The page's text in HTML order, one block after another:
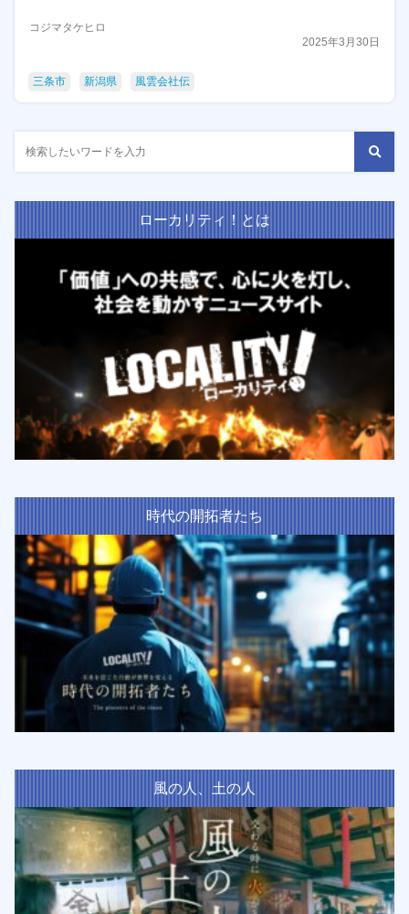
コジマタケヒロ
2025年3月30日
三条市 新潟県 風雲会社伝
ローカリティ！とは
時代の開拓者たち
風の人、土の人